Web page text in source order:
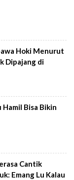
Hoki Menurut
Dipajang di
Hamil Bisa Bikin
Cantik
Emang Lu Kalau